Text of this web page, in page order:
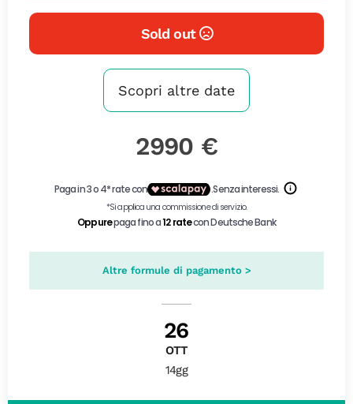
Sold out
Scopri altre date
2990 €
Altre formule di pagamento >
26
OTT
14gg